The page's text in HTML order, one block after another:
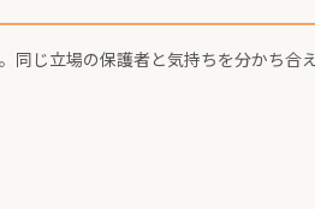
同じ立場の保護者と気持ちを分かち合え